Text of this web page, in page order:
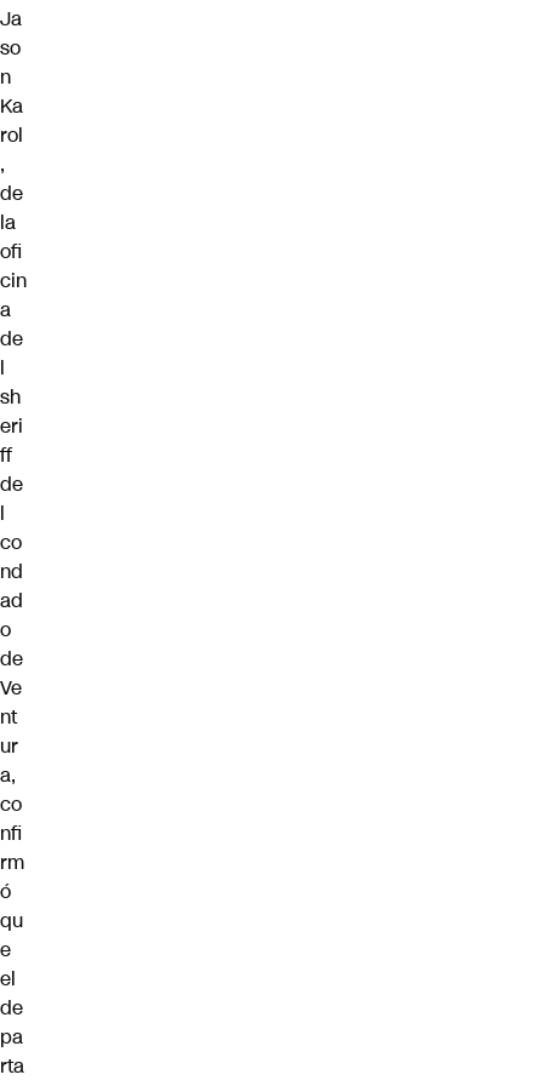
Ja
so
n
Ka
rol
,
de
la
ofi
cin
a
de
l
sh
eri
ff
de
l
co
nd
ad
o
de
Ve
nt
ur
a,
co
nfi
rm
ó
qu
e
el
de
pa
rta